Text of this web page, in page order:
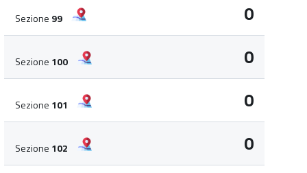
Sezione 99 0
Sezione 100 0
Sezione 101 0
Sezione 102 0